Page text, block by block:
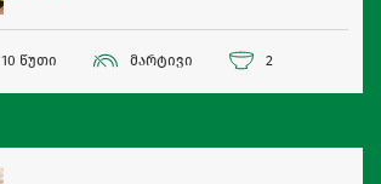
10 წუთი მარტივი 2